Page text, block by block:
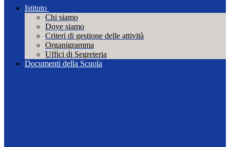
Istituto
Chi siamo
Dove siamo
Criteri di gestione delle attività
Organigramma
Uffici di Segreteria
Documenti della Scuola